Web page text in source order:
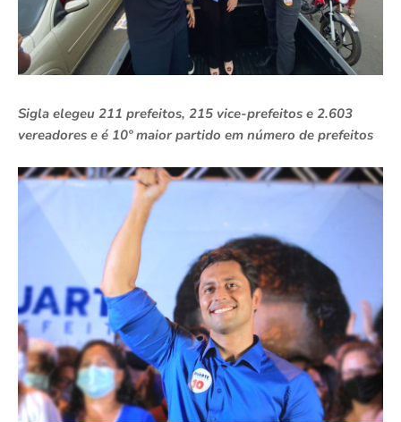
Sigla elegeu 211 prefeitos, 215 vice-prefeitos e 2.603
vereadores e é 10º maior partido em número de prefeitos